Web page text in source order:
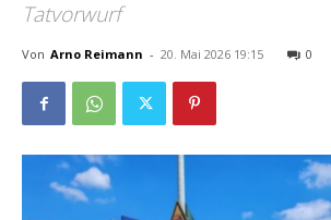
Tatvorwurf
Von Arno Reimann - 20. Mai 2026 19:15 0